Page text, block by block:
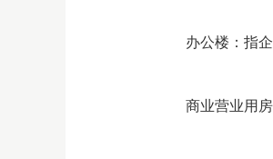
办公楼：指
商业营业用